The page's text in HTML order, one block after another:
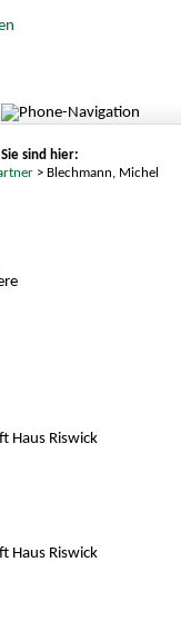
Sie sind hier:
> Blechmann, Michel
Haus Riswick
Haus Riswick